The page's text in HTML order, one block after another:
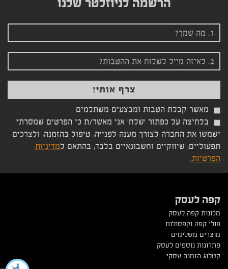
הרשמה לניוזלטר שלנו
מאשר קבלת הטבות ומבצעים משתלמים
בלחיצה על כפתור 'שלח' אני מאשר/ת כי הפרטים שמסרתי
ישמשו את החברה לצורך מענה לפנייה, טיפול בהזמנה, ולצרכים
תפעוליים, שיווקיים וחשבונאיים בלבד, בהתאם למדיניות
הפרטיות.
קפה לעסק
מכונות קפה לעסק
פולי קפה וקפסולות
מוצרים משלימים
פתרונות נוספים לעסק
קטלוג הזמנה עסקי